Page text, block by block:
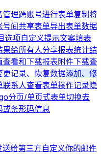
管理跨账号进行表单复制将
号间共享表单导出表单数据
选项自定义提示文案填表
果给所有人分享报表统计结
查看和下载报表附件下载查
更记录、恢复数据添加、修
联系人查看表单操作记录隐
分页/单页式表单切换去
条形码信息
给第三方自定义你的邮件